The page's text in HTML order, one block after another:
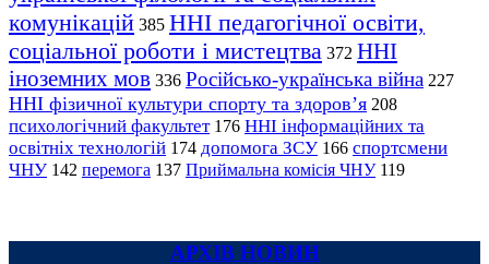
комунікацій 385 ННІ педагогічної освіти,
соціальної роботи і мистецтва 372 ННІ
іноземних мов 336 Російсько-українська війна 227
ННІ фізичної культури спорту та здоров’я 208
психологічний факультет 176 ННІ інформаційних та
освітніх технологій 174 допомога ЗСУ 166 спортсмени
ЧНУ 142 перемога 137 Приймальна комісія ЧНУ 119
АРХІВ НОВИН